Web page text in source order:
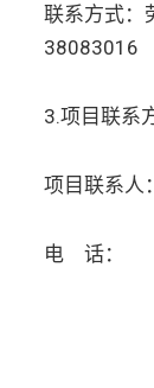
联系方式：
3.项目联系
项目联系人
电 话：